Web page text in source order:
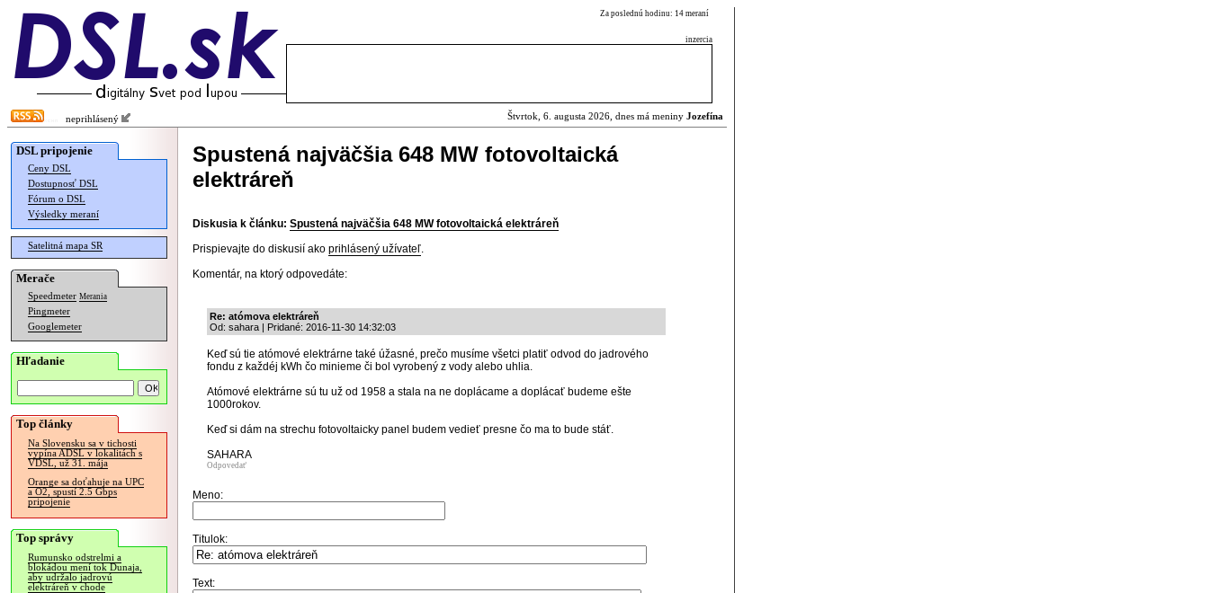
Za poslednú hodinu: 14 meraní
inzercia
neprihlásený Štvrtok, 6. augusta 2026, dnes má meniny Jozefína
DSL pripojenie
Ceny DSL
Dostupnosť DSL
Fórum o DSL
Výsledky meraní
Satelitná mapa SR
Merače
Speedmeter Merania
Pingmeter
Googlemeter
Hľadanie
Top články
Na Slovensku sa v tichosti
vypína ADSL v lokalitách s
VDSL, už 31. mája
Orange sa doťahuje na UPC
a O2, spustí 2.5 Gbps
pripojenie
Top správy
Rumunsko odstrelmi a
blokádou mení tok Dunaja,
aby udržalo jadrovú
elektráreň v chode
Spustená najväčšia 648 MW fotovoltaická
elektráreň
Diskusia k článku: Spustená najväčšia 648 MW fotovoltaická elektráreň
Prispievajte do diskusií ako prihlásený užívateľ.
Komentár, na ktorý odpovedáte:
Re: atómova elektráreň
Od: sahara | Pridané: 2016-11-30 14:32:03
Keď sú tie atómové elektrárne také úžasné, prečo musíme všetci platiť odvod do jadrového
fondu z každéj kWh čo minieme či bol vyrobený z vody alebo uhlia.
Atómové elektrárne sú tu už od 1958 a stala na ne doplácame a doplácať budeme ešte
1000rokov.
Keď si dám na strechu fotovoltaicky panel budem vedieť presne čo ma to bude stáť.
SAHARA
Odpovedať
Meno:
Titulok:
Text: